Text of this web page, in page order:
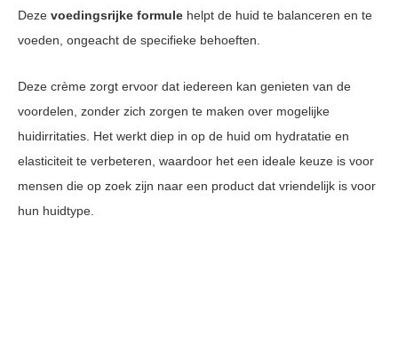
Deze voedingsrijke formule helpt de huid te balanceren en te
voeden, ongeacht de specifieke behoeften.
Deze crème zorgt ervoor dat iedereen kan genieten van de
voordelen, zonder zich zorgen te maken over mogelijke
huidirritaties. Het werkt diep in op de huid om hydratatie en
elasticiteit te verbeteren, waardoor het een ideale keuze is voor
mensen die op zoek zijn naar een product dat vriendelijk is voor
hun huidtype.